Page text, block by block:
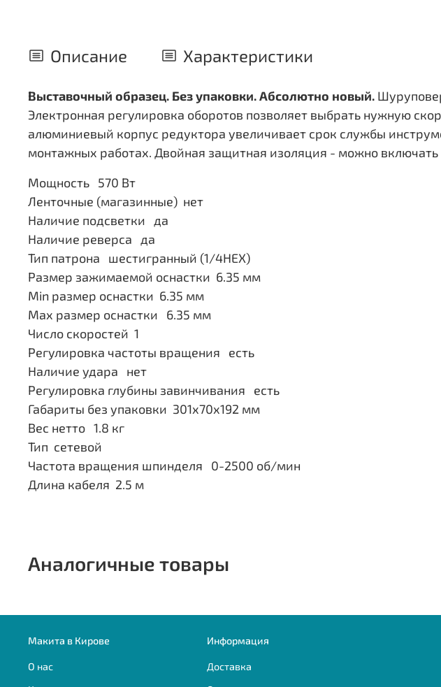
Описание Характеристики
Выставочный образец. Без упаковки. Абсолютно новый.
Электронная регулировка оборотов позволяет выбрать нужную
алюминиевый корпус редуктора увеличивает срок службы
монтажных работах. Двойная защитная изоляция - можно включать
Мощность 570 Вт
Ленточные (магазинные) нет
Наличие подсветки да
Наличие реверса да
Тип патрона шестигранный (1/4HEX)
Размер зажимаемой оснастки 6.35 мм
Min размер оснастки 6.35 мм
Мах размер оснастки 6.35 мм
Число скоростей 1
Регулировка частоты вращения есть
Наличие удара нет
Регулировка глубины завинчивания есть
Габариты без упаковки 301х70х192 мм
Вес нетто 1.8 кг
Тип сетевой
Частота вращения шпинделя 0-2500 об/мин
Длина кабеля 2.5 м
Аналогичные товары
Макита в Кирове
О нас
Информация
Доставка